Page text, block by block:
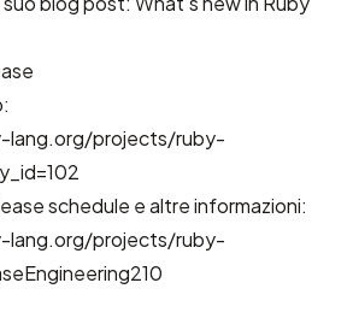
projects/ruby-
schedule e altre informazioni:
projects/ruby-